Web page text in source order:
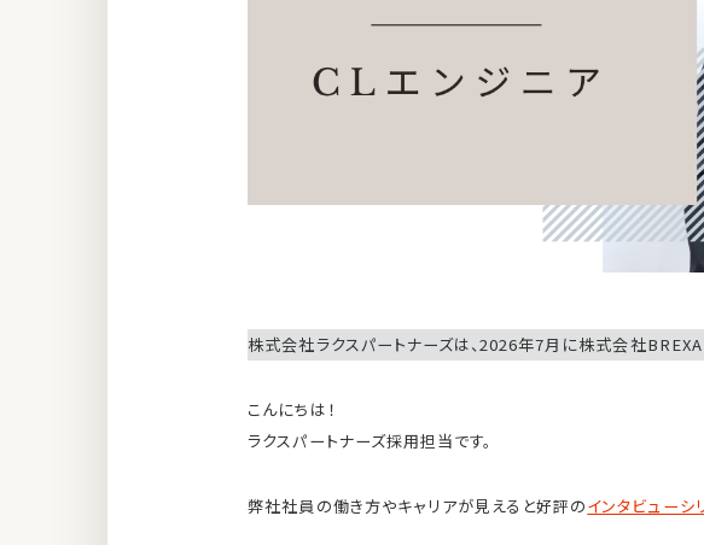
株式会社ラクスパートナーズは、2026年7月に株式会社
こんにちは！
ラクスパートナーズ採用担当です。
弊社社員の働き方やキャリアが見えると好評のインタビューシ
仕
文化